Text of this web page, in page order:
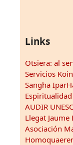
Links
Otsiera: al
Servicios
Sangha
AUDIR
Llegat Jaume
Asociación